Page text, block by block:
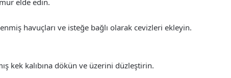
elde edin.
havuçları ve isteğe bağlı olarak cevizleri ekleyin.
kek kalıbına dökün ve üzerini düzleştirin.